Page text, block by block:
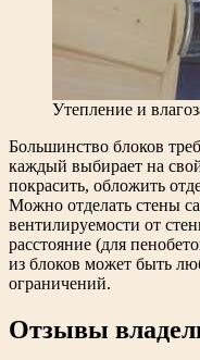
Утепление и
Большинство блоков
каждый выбирает на
покрасить, обложить
Можно отделать стены
вентилируемости от
расстояние (для
из блоков может быть
ограничений.
Отзывы